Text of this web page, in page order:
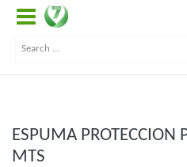
ESPUMA PROTECCION
MTS